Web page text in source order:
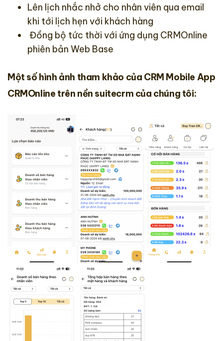
Lên lịch nhắc nhở cho nhân viên qua email
khi tới lịch hẹn với khách hàng
Đồng bộ tức thời với ứng dụng CRMOnline
phiên bản Web Base
Một số hình ảnh tham khảo của CRM Mobile App
CRMOnline trên nền suitecrm của chúng tôi: